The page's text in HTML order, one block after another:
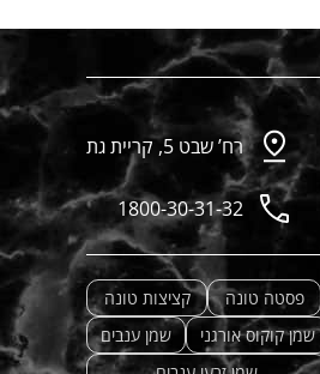
רח’ שבט 5, קריית גת
1800-30-31-32
פסטה טונה
קציצות טונה
שמן קוקוס אורגני
שמן ענבים